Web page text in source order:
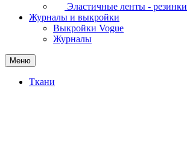
Эластичные ленты - резинки
Журналы и выкройки
Выкройки Vogue
Журналы
Меню
Ткани